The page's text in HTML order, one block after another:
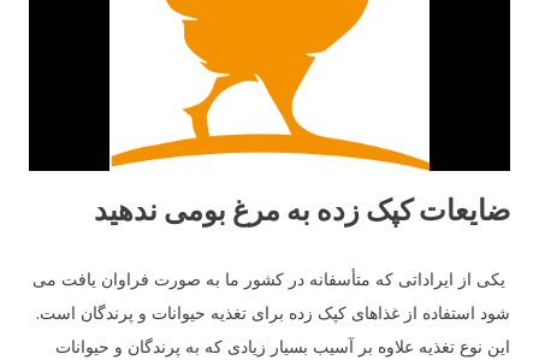
ضایعات کپک زده به مرغ بومی ندهید
یکی از ایراداتی که متأسفانه در کشور ما به صورت فراوان یافت می
شود استفاده از غذاهای کپک زده برای تغذیه حیوانات و پرندگان است.
این نوع تغذیه علاوه بر آسیب بسیار زیادی که به پرندگان و حیوانات